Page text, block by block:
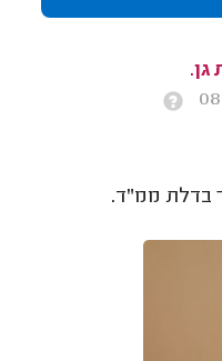
גן.
בדלת ממ"ד.